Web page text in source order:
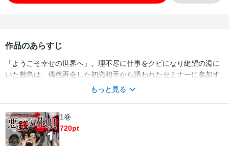
作品のあらすじ
「ようこそ幸せの世界へ」。理不尽に仕事をクビになり絶望の淵に
いた敷島は、偶然再会した初恋相手から誘われたセミナーに参加す
ることになる。そこでは、金を持っているかどうかで幸せが決まる
もっと見る
1巻
720pt